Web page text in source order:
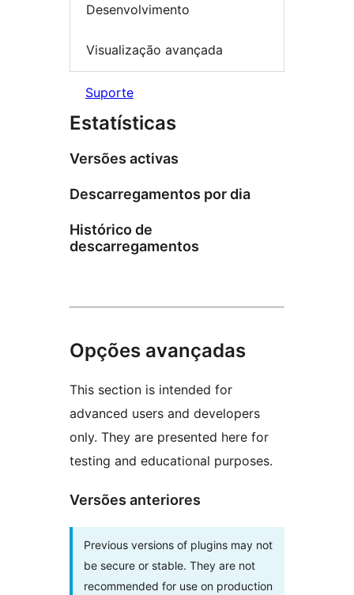
Desenvolvimento
Visualização avançada
Suporte
Estatísticas
Versões activas
Descarregamentos por dia
Histórico de
descarregamentos
Opções avançadas
This section is intended for
advanced users and developers
only. They are presented here for
testing and educational purposes.
Versões anteriores
Previous versions of plugins may not
be secure or stable. They are not
recommended for use on production